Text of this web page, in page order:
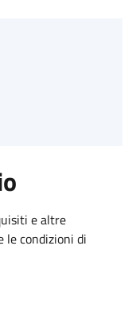
e altre
condizioni di